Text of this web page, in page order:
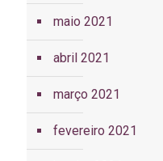
maio 2021
abril 2021
março 2021
fevereiro 2021